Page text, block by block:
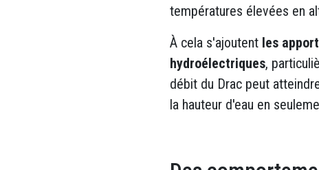
températures élevées en
À cela s'ajoutent les
hydroélectriques,
débit du Drac peut
la hauteur d'eau en